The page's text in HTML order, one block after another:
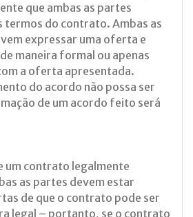
que ambas as partes
termos do contrato. Ambas as
expressar uma oferta e
maneira formal ou apenas
a oferta apresentada.
do acordo não possa ser
de um acordo feito será
um contrato legalmente
as partes devem estar
de que o contrato pode ser
legal – portanto, se o contrato